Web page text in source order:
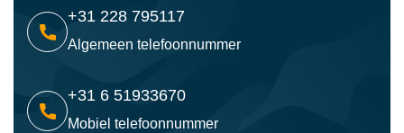
+31 228 795117
Algemeen telefoonnummer
+31 6 51933670
Mobiel telefoonnummer